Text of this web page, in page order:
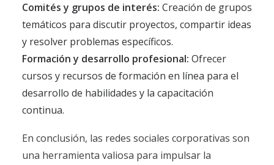
Comités y grupos de interés: Creación de grupos
temáticos para discutir proyectos, compartir ideas
y resolver problemas específicos.
Formación y desarrollo profesional: Ofrecer
cursos y recursos de formación en línea para el
desarrollo de habilidades y la capacitación
continua.
En conclusión, las redes sociales corporativas son
una herramienta valiosa para impulsar la